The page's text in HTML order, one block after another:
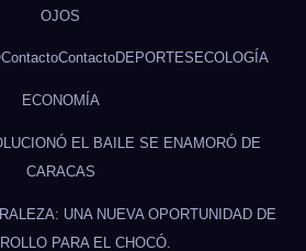
OJOS
ContactoContactoDEPORTES ECOLOGÍA
ECONOMÍA
EL BAILE SE ENAMORÓ DE
CARACAS
UNA NUEVA OPORTUNIDAD DE
PARA EL CHOCÓ.